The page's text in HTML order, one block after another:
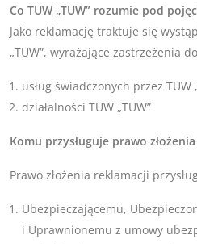
Co TUW „TUW” rozumie pod
Jako reklamację traktuje się
„TUW”, wyrażające zastrzeżenia
usług świadczonych przez TUW
działalności TUW „TUW”
Komu przysługuje prawo
Prawo złożenia reklamacji
Ubezpieczającemu,
i Uprawnionemu z umowy